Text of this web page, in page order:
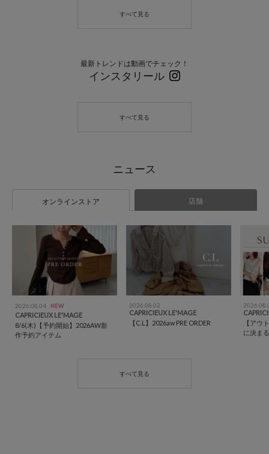
最新トレンドは動画でチェック！
インスタリール
オンラインストア 店舗
2026.08.04 NEW
CAPRICIEUX LE'MAGE
8/6(木)【予約開始】2026AW新
作予約アイテム
2026.08.02
CAPRICIEUX LE'MAGE
【C.L】2026aw PRE ORDER
【アウ
に決ま